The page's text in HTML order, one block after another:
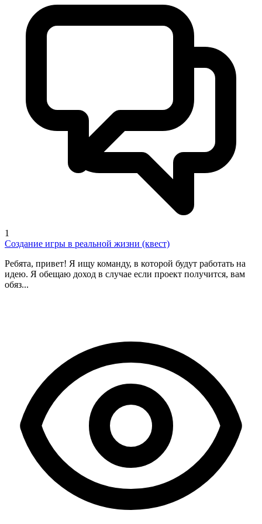
1
Создание игры в реальной жизни (квест)
Ребята, привет! Я ищу команду, в которой будут работать на
идею. Я обещаю доход в случае если проект получится, вам
обяз...